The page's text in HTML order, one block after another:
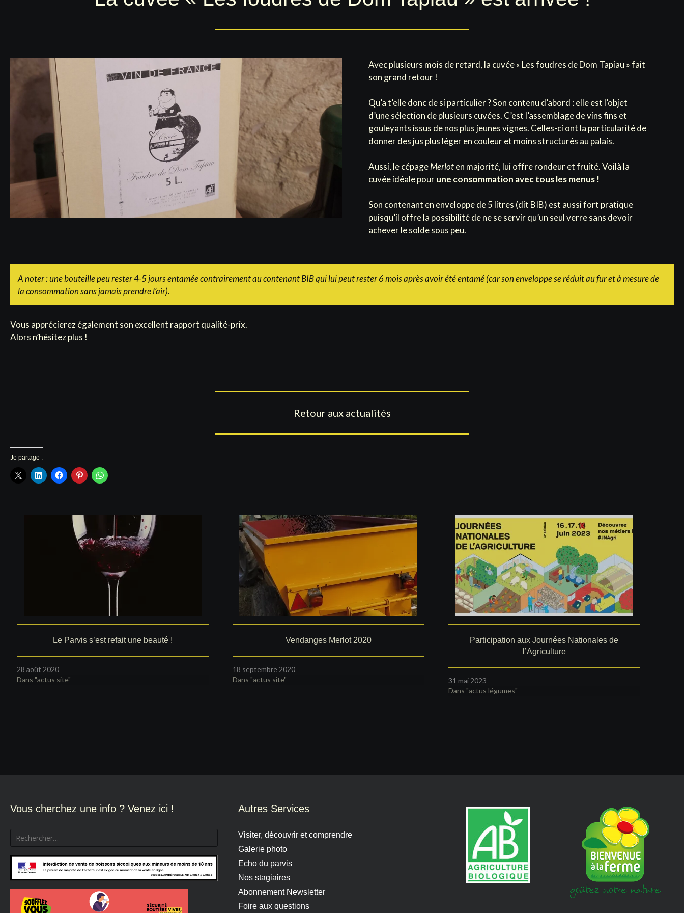
Avec plusieurs mois de retard, la cuvée « Les foudres de Dom Tapiau » fait
son grand retour !
Qu’a t’elle donc de si particulier ? Son contenu d’abord : elle est l’objet
d’une sélection de plusieurs cuvées. C’est l’assemblage de vins fins et
gouleyants issus de nos plus jeunes vignes. Celles-ci ont la particularité de
donner des jus plus léger en couleur et moins structurés au palais.
Aussi, le cépageMerloten majorité, lui offre rondeur et fruité. Voilà la
cuvée idéale pourune consommation avec tous les menus !
Son contenant en enveloppe de 5 litres (dit BIB) est aussi fort pratique
puisqu’il offre la possibilité de ne se servir qu’un seul verre sans devoir
achever le solde sous peu.
A noter : une bouteille peu rester 4-5 jours entamée contrairement au contenant BIB qui lui peut rester 6 mois après avoir été entamé (car son enveloppe se réduit au fur et à mesure de
la consommation sans jamais prendre l’air).
Vous apprécierez également son excellent rapport qualité-prix.
Alors n’hésitez plus !
Retour aux actualités
Je partage :
Le Parvis s’est refait une beauté !
28 août 2020
Dans "actus site"
Vendanges Merlot 2020
18 septembre 2020
Dans "actus site"
Participation aux Journées Nationales de
l’Agriculture
31 mai 2023
Dans "actus légumes"
de
l’article
Vous cherchez une info ? Venez ici !
Rechercher :
Autres Services
Visiter, découvrir et comprendre
Galerie photo
Echo du parvis
Nos stagiaires
Abonnement Newsletter
Foire aux questions